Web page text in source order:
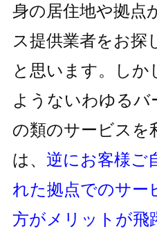
身の居住地や拠点
ス提供業者をお探
と思います。しか
ようないわゆるバ
の類のサービスを
は、 逆にお客様ご
れた拠点でのサー
方がメリットが飛